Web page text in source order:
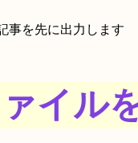
事を先に出力します
イル